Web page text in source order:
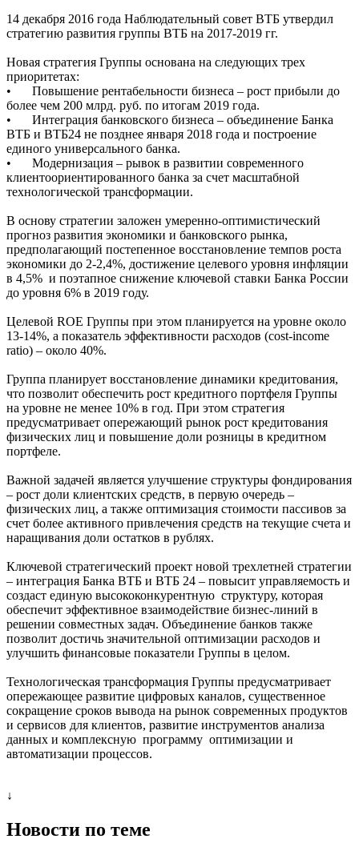
14 декабря 2016 года Наблюдательный совет ВТБ утвердил
стратегию развития группы ВТБ на 2017-2019 гг.
Новая стратегия Группы основана на следующих трех
приоритетах:
•
Повышение рентабельности бизнеса – рост прибыли до
более чем 200 млрд. руб. по итогам 2019 года.
•
Интеграция банковского бизнеса – объединение Банка
ВТБ и ВТБ24 не позднее января 2018 года и построение
единого универсального банка.
•
Модернизация – рывок в развитии современного
клиентоориентированного банка за счет масштабной
технологической трансформации.
В основу стратегии заложен умеренно-оптимистический
прогноз развития экономики и банковского рынка,
предполагающий постепенное восстановление темпов роста
экономики до 2-2,4%, достижение целевого уровня инфляции
в 4,5% и поэтапное снижение ключевой ставки Банка России
до уровня 6% в 2019 году.
Целевой ROE Группы при этом планируется на уровне около
13-14%, а показатель эффективности расходов (cost-income
ratio) – около 40%.
Группа планирует восстановление динамики кредитования,
что позволит обеспечить рост кредитного портфеля Группы
на уровне не менее 10% в год. При этом стратегия
предусматривает опережающий рынок рост кредитования
физических лиц и повышение доли розницы в кредитном
портфеле.
Важной задачей является улучшение структуры фондирования
– рост доли клиентских средств, в первую очередь –
физических лиц, а также оптимизация стоимости пассивов за
счет более активного привлечения средств на текущие счета и
наращивания доли остатков в рублях.
Ключевой стратегический проект новой трехлетней стратегии
– интеграция Банка ВТБ и ВТБ 24 – повысит управляемость и
создаст единую высококонкурентную структуру, которая
обеспечит эффективное взаимодействие бизнес-линий в
решении совместных задач. Объединение банков также
позволит достичь значительной оптимизации расходов и
улучшить финансовые показатели Группы в целом.
Технологическая трансформация Группы предусматривает
опережающее развитие цифровых каналов, существенное
сокращение сроков вывода на рынок современных продуктов
и сервисов для клиентов, развитие инструментов анализа
данных и комплексную программу оптимизации и
автоматизации процессов.
↓
Новости по теме